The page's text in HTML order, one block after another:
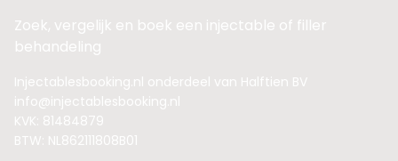
Zoek, vergelijk en boek een injectable of filler
behandeling
Injectablesbooking.nl onderdeel van Halftien BV
info@injectablesbooking.nl
KVK: 81484879
BTW: NL862111808B01